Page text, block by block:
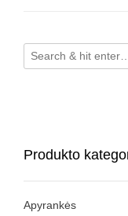
Produkto
Apyrankės